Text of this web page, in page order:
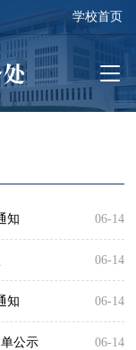
学校首页
06-14
知
语3》课程将分类开
针对两类课程实行学
选课对象及内容选课
06-14
高效地进行，请各学
意事项如下：一、学
06-14
知
半年全国计算机等级
06-14
公示